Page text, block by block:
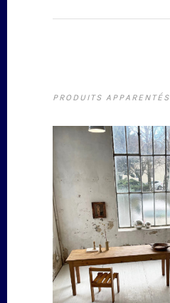
PRODUITS APPARENTÉS